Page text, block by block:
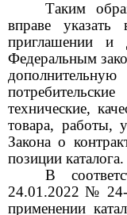
Таким
вправе
приглашении и
Федеральным
технические,
товара, работы,
Закона о
позиции каталога.
В
24.01.2022 №
применении